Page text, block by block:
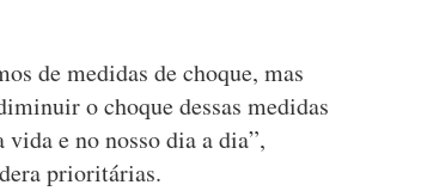
de medidas de choque, mas
o choque dessas medidas
vida e no nosso dia a dia”,
prioritárias.